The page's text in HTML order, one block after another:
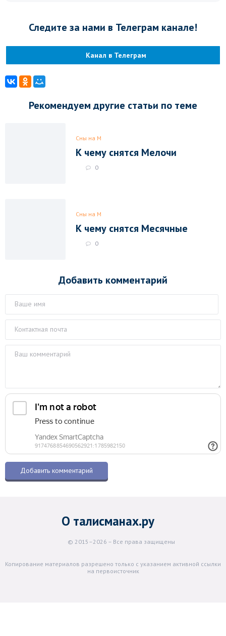
Следите за нами в Телеграм канале!
Канал в Телеграм
Рекомендуем другие статьи по теме
Сны на М
К чему снятся Мелочи
0
Сны на М
К чему снятся Месячные
0
Добавить комментарий
О талисманах.ру
© 2015–2026 – Все права защищены
Копирование материалов разрешено только с указанием активной ссылки
на первоисточник